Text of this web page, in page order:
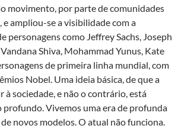
movimento, por parte de comunidades
e ampliou-se a visibilidade com a
personagens como Jeffrey Sachs, Joseph
Shiva, Mohammad Yunus, Kate
de primeira linha mundial, com
Nobel. Uma ideia básica, de que a
à sociedade, e não o contrário, está
profundo. Vivemos uma era de profunda
novos modelos. O atual não funciona.